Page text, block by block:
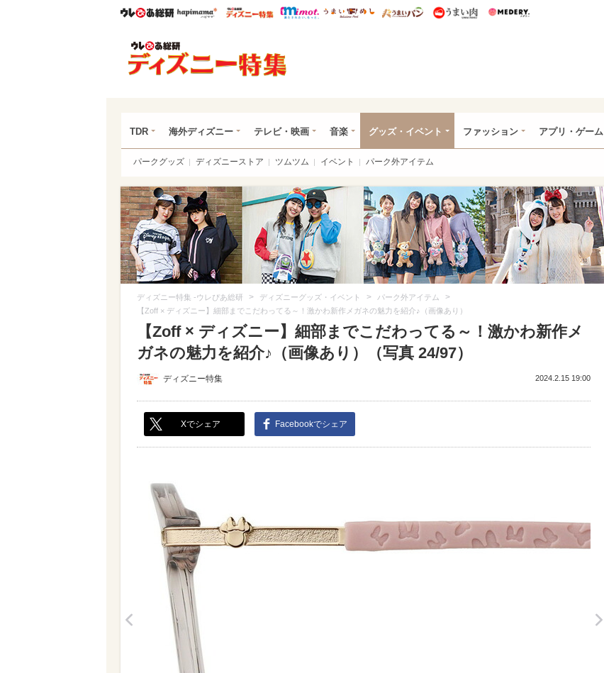
ウレぴあ総研ハピママ* ウレぴあ総研 ディズニー特集
mimot. うまいめし うまいパン うまい肉
TDR 海外ディズニー テレビ・映画 音楽 グッズ・イベント ファッション アプリ・ゲーム
パークグッズ ディズニーストア ツムツム イベント パーク外アイテム
ディズニー特集 -ウレぴあ総研 > ディズニーグッズ・イベント > パーク外アイテム >
【Zoff × ディズニー】細部までこだわってる～！激かわ新作メガネの魅力を紹介♪（画像あり）
【Zoff × ディズニー】細部までこだわってる～！激かわ新作メ
ガネの魅力を紹介♪（画像あり）（写真 24/97）
ディズニー特集 2024.2.15 19:00
Xでシェア Facebookでシェア